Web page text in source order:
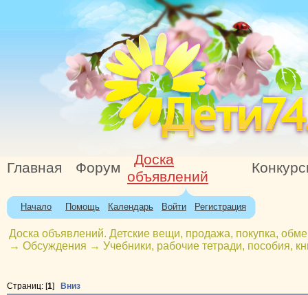
Главная Форум
Доска
объявлений
Начало Помощь Календарь Войти Регистрация
Доска объявлений. Детские вещи, продажа, покупка,
→ Обсуждения → Учебники, рабочие тетради, пособия,
Страниц: [1] Вниз